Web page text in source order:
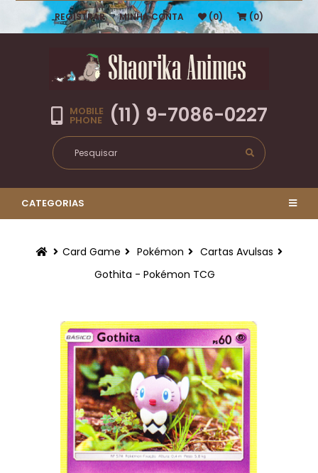
REGISTRAR MINHA CONTA (0) (0)
MOBILE
PHONE (11) 9-7086-0227
CATEGORIAS
Card Game Pokémon
Cartas Avulsas
Gothita - Pokémon TCG